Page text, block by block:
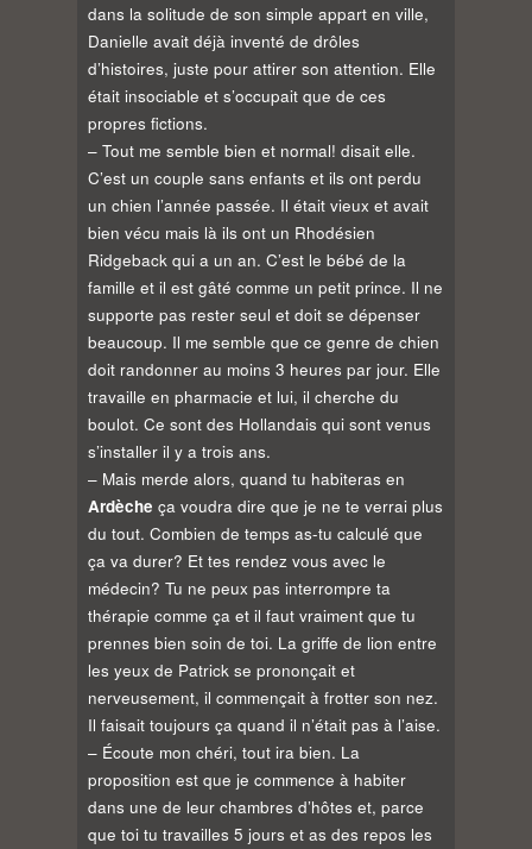
dans la solitude de son simple appart en ville,
Danielle avait déjà inventé de drôles
d’histoires, juste pour attirer son attention. Elle
était insociable et s’occupait que de ces
propres fictions.
– Tout me semble bien et normal! disait elle.
C’est un couple sans enfants et ils ont perdu
un chien l’année passée. Il était vieux et avait
bien vécu mais là ils ont un Rhodésien
Ridgeback qui a un an. C’est le bébé de la
famille et il est gâté comme un petit prince. Il ne
supporte pas rester seul et doit se dépenser
beaucoup. Il me semble que ce genre de chien
doit randonner au moins 3 heures par jour. Elle
travaille en pharmacie et lui, il cherche du
boulot. Ce sont des Hollandais qui sont venus
s’installer il y a trois ans.
– Mais merde alors, quand tu habiteras en
Ardèche ça voudra dire que je ne te verrai plus
du tout. Combien de temps as-tu calculé que
ça va durer? Et tes rendez vous avec le
médecin? Tu ne peux pas interrompre ta
thérapie comme ça et il faut vraiment que tu
prennes bien soin de toi. La griffe de lion entre
les yeux de Patrick se prononçait et
nerveusement, il commençait à frotter son nez.
Il faisait toujours ça quand il n’était pas à l’aise.
– Écoute mon chéri, tout ira bien. La
proposition est que je commence à habiter
dans une de leur chambres d’hôtes et, parce
que toi tu travailles 5 jours et as des repos les